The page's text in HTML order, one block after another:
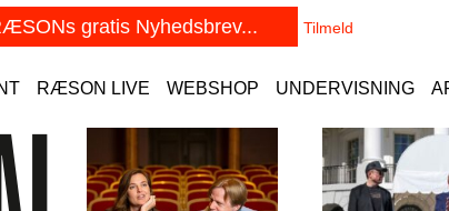
RÆSON LIVE WEBSHOP UNDERVISNING